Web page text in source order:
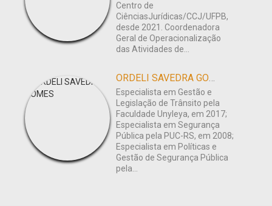
Centro de
CiênciasJurídicas/CCJ/UFPB,
desde 2021. Coordenadora
Geral de Operacionalização
das Atividades de...
ORDELI SAVEDRA GOMES
Especialista em Gestão e
Legislação de Trânsito pela
Faculdade Unyleya, em 2017;
Especialista em Segurança
Pública pela PUC-RS, em 2008;
Especialista em Políticas e
Gestão de Segurança Pública
pela...